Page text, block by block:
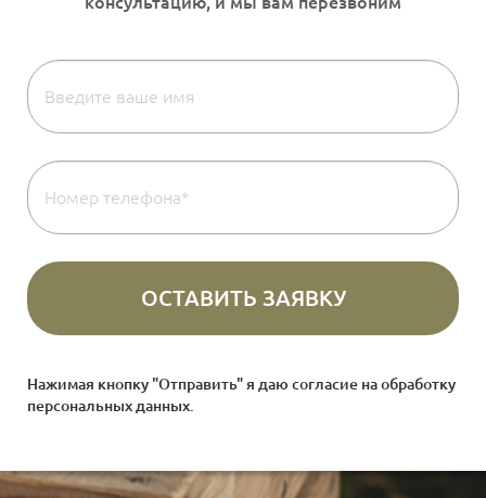
Нажимая кнопку "Отправить" я даю согласие наобработку
персональных данных